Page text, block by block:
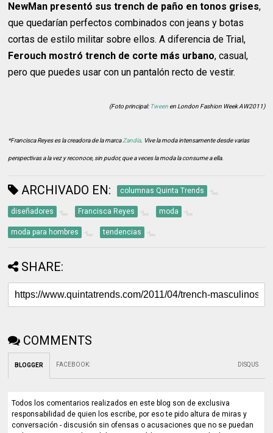
NewMan presentó sus trench de paño en tonos grises,
que quedarían perfectos combinados con jeans y botas
cortas de estilo militar sobre ellos. A diferencia de Trial,
Ferouch mostró trench de corte más urbano, casual,
pero que puedes usar con un pantalón recto de vestir.
(Foto principal: Tweenen London Fashion Week AW2011)
*Francisca Reyes es la creadora de la marcaZandía. Vive la moda intensamente desde varias
perspectivas a la vez y reconoce, sin pudor, que a veces la moda la consume a ella.
ARCHIVADO EN: columnas Quinta Trends
diseñadores Francisca Reyes moda
moda para hombres tendencias
SHARE:
COMMENTS
BLOGGER FACEBOOK: DISQUS
Todos los comentarios realizados en este blog son de exclusiva
responsabilidad de quien los escribe, por eso te pido altura de miras y
conversación - discusión sin ofensas o acusaciones que no se puedan